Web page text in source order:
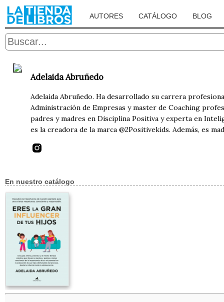
AUTORES CATÁLOGO BLOG
Adelaida Abruñedo
Adelaida Abruñedo. Ha desarrollado su carrera
Administración de Empresas y master de Coaching
padres y madres en Disciplina Positiva y experta en
es la creadora de la marca @2Positivekids. Además, es
En nuestro catálogo